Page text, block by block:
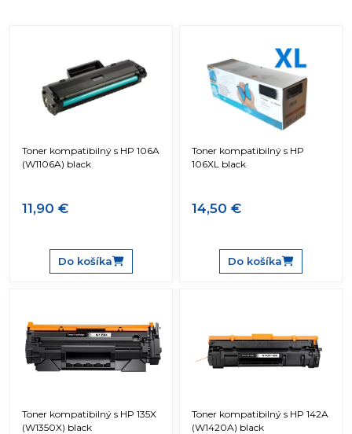
Toner kompatibilný s HP 106A
(W1106A) black
11,90 €
Do košíka
Toner kompatibilný s HP
106XL black
14,50 €
Do košíka
Toner kompatibilný s HP 135X
(W1350X) black
Toner kompatibilný s HP 142A
(W1420A) black